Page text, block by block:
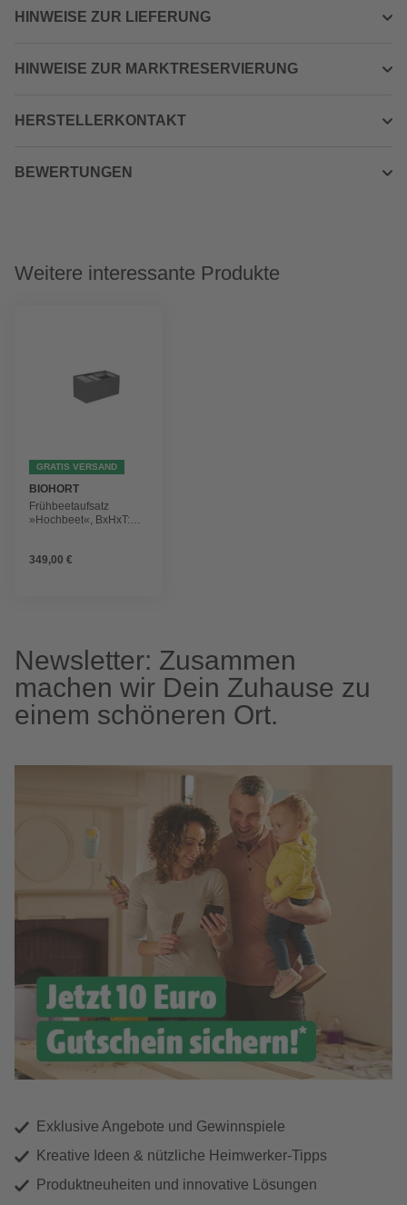
HINWEISE ZUR LIEFERUNG
HINWEISE ZUR MARKTRESERVIERUNG
HERSTELLERKONTAKT
BEWERTUNGEN
Weitere interessante Produkte
GRATIS VERSAND
BIOHORT
Frühbeetaufsatz
»Hochbeet«, BxHxT:
349,00 €
Newsletter: Zusammen
machen wir Dein Zuhause zu
einem schöneren Ort.
Exklusive Angebote und Gewinnspiele
Kreative Ideen & nützliche Heimwerker-Tipps
Produktneuheiten und innovative Lösungen